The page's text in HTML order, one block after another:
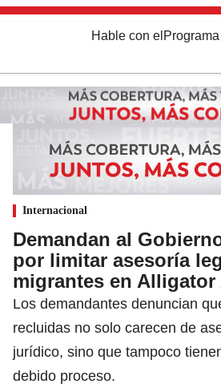
Hable con el Programa
Internacional
Demandan al
por limitar asesoría
migrantes en Alligator
Los demandantes denuncian
recluidas no solo carecen de
jurídico, sino que tampoco
debido proceso.